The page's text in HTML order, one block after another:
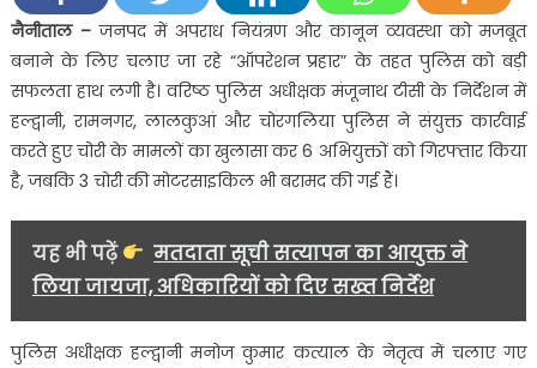
ताबड़तोड़
कार्रवाई,
हल्द्वानी-
रामनगर
में
चोरी
गैंग
नैनीताल –जनपद में अपराध नियंत्रण और कानून व्यवस्था को मजबूत
बनाने के लिए चलाए जा रहे “ऑपरेशन प्रहार” के तहत पुलिस को बड़ी
सफलता हाथ लगी है। वरिष्ठ पुलिस अधीक्षक मंजूनाथ टीसी के निर्देशन में
हल्द्वानी, रामनगर, लालकुआं और चोरगलिया पुलिस ने संयुक्त कार्रवाई
करते हुए चोरी के मामलों का खुलासा कर 6 अभियुक्तों को गिरफ्तार किया
है, जबकि 3 चोरी की मोटरसाइकिल भी बरामद की गई हैं।
यह भी पढ़ें
मतदाता सूची सत्यापन का आयुक्त ने
लिया जायजा, अधिकारियों को दिए सख्त निर्देश
पुलिस अधीक्षक हल्द्वानी मनोज कुमार कत्याल के नेतृत्व में चलाए गए